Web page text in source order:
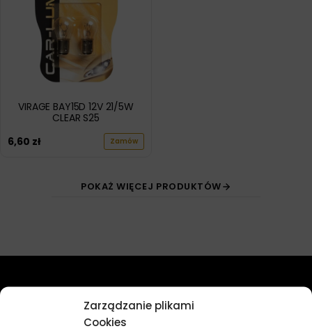
Zarządzanie plikami
Cookies
VIRAGE BAY15D 12V 21/5W
CLEAR S25
6,60 zł Zamów
POKAŻ WIĘCEJ PRODUKTÓW
Przydatne linki